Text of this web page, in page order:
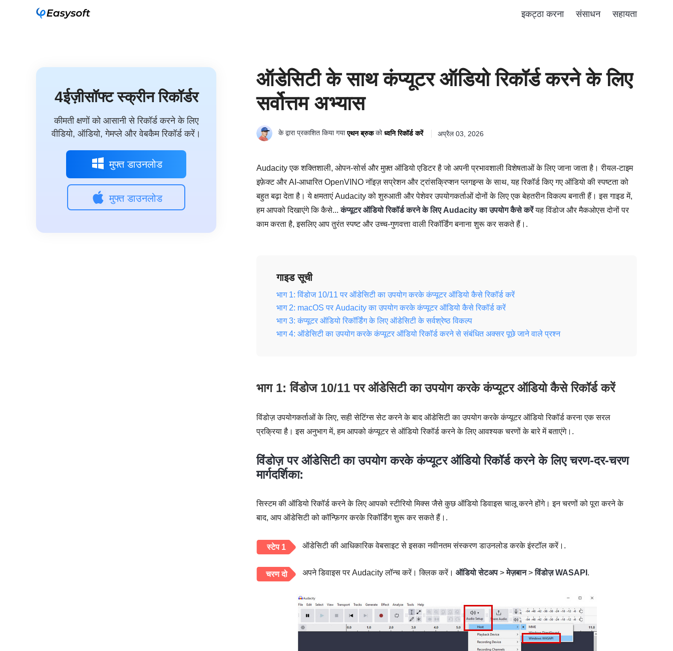
इकट्ठा करना संसाधन सहायता
4ईज़ीसॉफ्ट स्क्रीन रिकॉर्डर
कीमती क्षणों को आसानी से रिकॉर्ड करने के लिए
वीडियो, ऑडियो, गेमप्ले और वेबकैम रिकॉर्ड करें।
मुफ्त डाउनलोड
मुफ्त डाउनलोड
ऑडेसिटी के साथ कंप्यूटर ऑडियो रिकॉर्ड करने के लिए
सर्वोत्तम अभ्यास
के द्वारा प्रकाशित किया गयाएथन ब्रुककोध्वनि रिकॉर्ड करें अप्रैल 03, 2026
Audacity एक शक्तिशाली, ओपन-सोर्स और मुफ़्त ऑडियो एडिटर है जो अपनी प्रभावशाली विशेषताओं के लिए जाना जाता है। रीयल-टाइम
इफ़ेक्ट और AI-आधारित OpenVINO नॉइज़ सप्रेशन और ट्रांसक्रिप्शन प्लगइन्स के साथ, यह रिकॉर्ड किए गए ऑडियो की स्पष्टता को
बहुत बढ़ा देता है। ये क्षमताएं Audacity को शुरुआती और पेशेवर उपयोगकर्ताओं दोनों के लिए एक बेहतरीन विकल्प बनाती हैं। इस गाइड में,
हम आपको दिखाएंगे कि कैसे...कंप्यूटर ऑडियो रिकॉर्ड करने के लिए Audacity का उपयोग कैसे करेंयह विंडोज और मैकओएस दोनों पर
काम करता है, इसलिए आप तुरंत स्पष्ट और उच्च-गुणवत्ता वाली रिकॉर्डिंग बनाना शुरू कर सकते हैं।.
गाइड सूची
भाग 1: विंडोज 10/11 पर ऑडेसिटी का उपयोग करके कंप्यूटर ऑडियो कैसे रिकॉर्ड करें
भाग 2: macOS पर Audacity का उपयोग करके कंप्यूटर ऑडियो कैसे रिकॉर्ड करें
भाग 3: कंप्यूटर ऑडियो रिकॉर्डिंग के लिए ऑडेसिटी के सर्वश्रेष्ठ विकल्प
भाग 4: ऑडेसिटी का उपयोग करके कंप्यूटर ऑडियो रिकॉर्ड करने से संबंधित अक्सर पूछे जाने वाले प्रश्न
भाग 1: विंडोज 10/11 पर ऑडेसिटी का उपयोग करके कंप्यूटर ऑडियो कैसे रिकॉर्ड करें
विंडोज़ उपयोगकर्ताओं के लिए, सही सेटिंग्स सेट करने के बाद ऑडेसिटी का उपयोग करके कंप्यूटर ऑडियो रिकॉर्ड करना एक सरल
प्रक्रिया है। इस अनुभाग में, हम आपको कंप्यूटर से ऑडियो रिकॉर्ड करने के लिए आवश्यक चरणों के बारे में बताएंगे।.
विंडोज़ पर ऑडेसिटी का उपयोग करके कंप्यूटर ऑडियो रिकॉर्ड करने के लिए चरण-दर-चरण
मार्गदर्शिका:
सिस्टम की ऑडियो रिकॉर्ड करने के लिए आपको स्टीरियो मिक्स जैसे कुछ ऑडियो डिवाइस चालू करने होंगे। इन चरणों को पूरा करने के
बाद, आप ऑडेसिटी को कॉन्फ़िगर करके रिकॉर्डिंग शुरू कर सकते हैं।.
स्टेप 1 ऑडेसिटी की आधिकारिक वेबसाइट से इसका नवीनतम संस्करण डाउनलोड करके इंस्टॉल करें।.
चरण दो अपने डिवाइस पर Audacity लॉन्च करें। क्लिक करें। ऑडियो सेटअप>मेज़बान>विंडोज़ WASAPI .